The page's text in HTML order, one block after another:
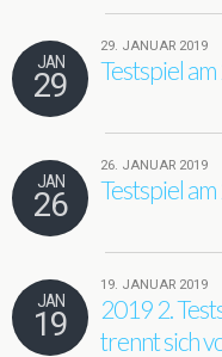
JAN
29
29. JANUAR 2019
Testspiel
JAN
26
26. JANUAR 2019
Testspiel
JAN
19
19. JANUAR 2019
2019 2.
trennt sich